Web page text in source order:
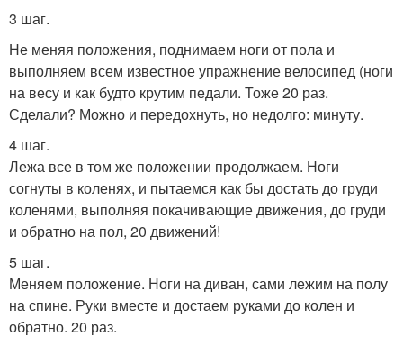
3 шаг.
Не меняя положения, поднимаем ноги от пола и
выполняем всем известное упражнение велосипед (ноги
на весу и как будто крутим педали. Тоже 20 раз.
Сделали? Можно и передохнуть, но недолго: минуту.
4 шаг.
Лежа все в том же положении продолжаем. Ноги
согнуты в коленях, и пытаемся как бы достать до груди
коленями, выполняя покачивающие движения, до груди
и обратно на пол, 20 движений!
5 шаг.
Меняем положение. Ноги на диван, сами лежим на полу
на спине. Руки вместе и достаем руками до колен и
обратно. 20 раз.